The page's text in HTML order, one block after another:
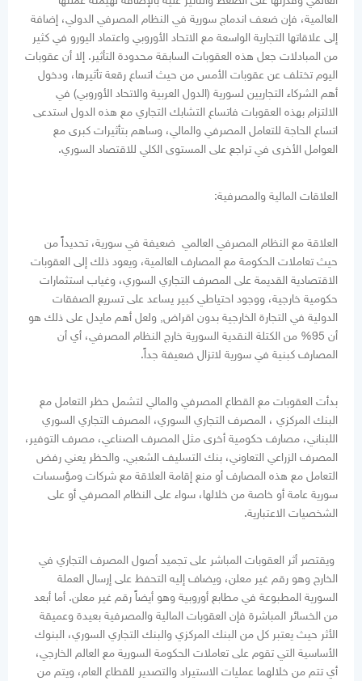
العالمية، فإن ضعف اندماج سورية في النظام المصرفي الدولي، إضافة
إلى علاقاتها التجارية الواسعة مع الاتحاد الأوروبي واعتماد اليورو في كثير
من المبادلات جعل هذه العقوبات السابقة محدودة التأثير. إلا أن عقوبات
اليوم تختلف عن عقوبات الأمس من حيث اتساع رقعة تأثيرها، ودخول
أهم الشركاء التجاريين لسورية (الدول العربية والاتحاد الأوروبي) في
الالتزام بهذه العقوبات فاتساع التشابك التجاري مع هذه الدول استدعى
اتساع الحاجة للتعامل المصرفي والمالي، وساهم بتأثيرات كبرى مع
العوامل الأخرى في تراجع على المستوى الكلي للاقتصاد السوري.
العلاقات المالية والمصرفية:
العلاقة مع النظام المصرفي العالمي ضعيفة في سورية، تحديداً من
حيث تعاملات الحكومة مع المصارف العالمية، ويعود ذلك إلى العقوبات
الاقتصادية القديمة على المصرف التجاري السوري، وغياب استثمارات
حكومية خارجية، ووجود احتياطي كبير يساعد على تسريع الصفقات
الدولية في التجارة الخارجية بدون اقراض, ولعل أهم مايدل على ذلك هو
أن 95% من الكتلة النقدية السورية خارج النظام المصرفي، أي أن
المصارف كبنية في سورية لاتزال ضعيفة جداً.
بدأت العقوبات مع القطاع المصرفي والمالي لتشمل حظر التعامل مع
البنك المركزي ، المصرف التجاري السوري، المصرف التجاري السوري
اللبناني، مصارف حكومية أخرى مثل المصرف الصناعي، مصرف التوفير،
المصرف الزراعي التعاوني، بنك التسليف الشعبي. والحظر يعني رفض
التعامل مع هذه المصارف أو منع إقامة العلاقة مع شركات ومؤسسات
سورية عامة أو خاصة من خلالها، سواء على النظام المصرفي أو على
الشخصيات الاعتبارية.
ويقتصر أثر العقوبات المباشر على تجميد أصول المصرف التجاري في
الخارج وهو رقم غير معلن، ويضاف إليه التحفظ على إرسال العملة
السورية المطبوعة في مطابع أوروبية وهو أيضاً رقم غير معلن. أما أبعد
من الخسائر المباشرة فإن العقوبات المالية والمصرفية بعيدة وعميقة
الأثر حيث يعتبر كل من البنك المركزي والبنك التجاري السوري، البنوك
الأساسية التي تقوم على تعاملات الحكومة السورية مع العالم الخارجي،
أي تتم من خلالهما عمليات الاستيراد والتصدير للقطاع العام، ويتم من